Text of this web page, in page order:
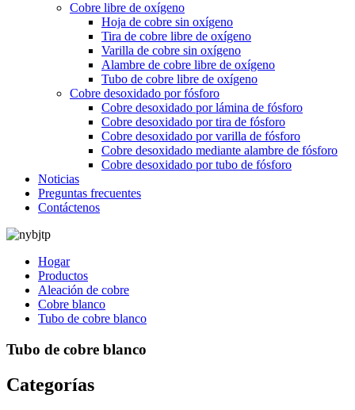
Cobre libre de oxígeno
Hoja de cobre sin oxígeno
Tira de cobre libre de oxígeno
Varilla de cobre sin oxígeno
Alambre de cobre libre de oxígeno
Tubo de cobre libre de oxígeno
Cobre desoxidado por fósforo
Cobre desoxidado por lámina de fósforo
Cobre desoxidado por tira de fósforo
Cobre desoxidado por varilla de fósforo
Cobre desoxidado mediante alambre de fósforo
Cobre desoxidado por tubo de fósforo
Noticias
Preguntas frecuentes
Contáctenos
Hogar
Productos
Aleación de cobre
Cobre blanco
Tubo de cobre blanco
Tubo de cobre blanco
Categorías